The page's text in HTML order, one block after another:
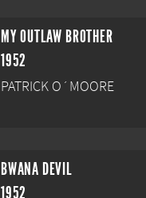
MY OUTLAW BROTHER
1952
PATRICK O´MOORE
BWANA DEVIL
1952